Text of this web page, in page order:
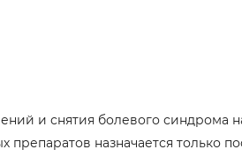
и снятия болевого синдрома
назначается только